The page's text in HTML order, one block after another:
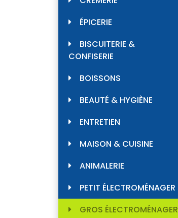
ÉPICERIE
BISCUITERIE &
CONFISERIE
BOISSONS
BEAUTÉ & HYGIÈNE
ENTRETIEN
MAISON & CUISINE
ANIMALERIE
PETIT ÉLECTROMÉNAGER
GROS ÉLECTROMÉNAGER